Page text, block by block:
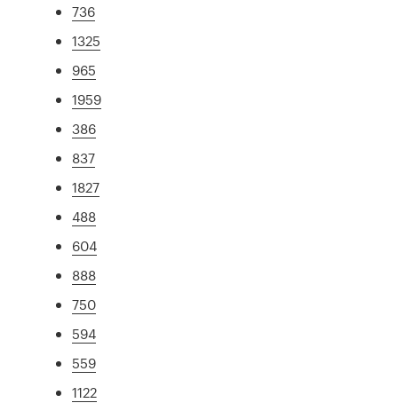
736
1325
965
1959
386
837
1827
488
604
888
750
594
559
1122